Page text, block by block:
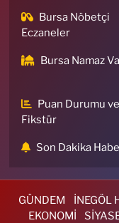
Bursa Nöbetçi
Eczaneler
Bursa Namaz
Puan Durumu ve
Fikstür
Son Dakika
GÜNDEM İNEGÖL
EKONOMİ